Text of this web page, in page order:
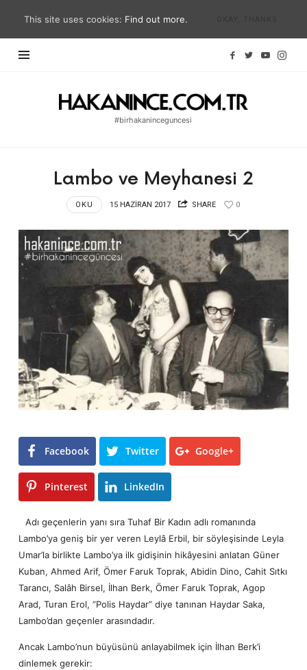
Hakan
#birhakaninceguncesi
|
hakanince.com.tr
#birhakaninceguncesi
Lambo ve Meyhanesi 2
OKU 15 HAZIRAN 2017 SHARE 0
Facebook Twitter Google+
Pinterest LinkedIn
Adı geçenlerin yanı sıra Tuhaf Bir Kadın adlı romanında
Lambo’ya geniş bir yer veren Leylâ Erbil, bir söyleşisinde Leyla
Umar’la birlikte Lambo’ya ilk gidişinin hikâyesini anlatan Güner
Kuban, Ahmed Arif, Ömer Faruk Toprak, Abidin Dino, Cahit Sıtkı
Tarancı, Salâh Birsel, İlhan Berk, Ömer Faruk Toprak, Agop
Arad, Turan Erol, “Polis Haydar” diye tanınan Haydar Saka,
Lambo’dan geçenler arasındadır.
Ancak Lambo’nun büyüsünü anlayabilmek için İlhan Berk’i
dinlemek gerekir:
This site uses cookies: Find out more.